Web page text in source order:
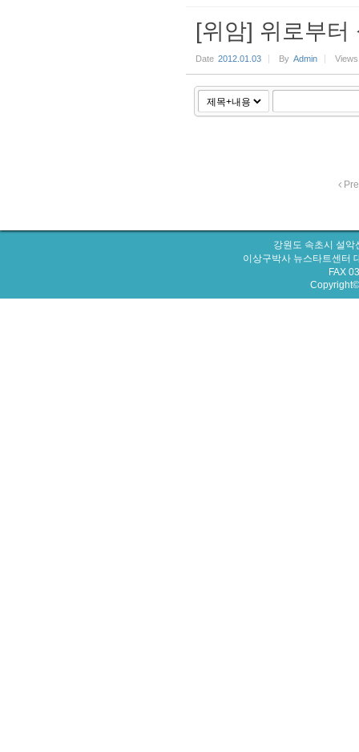
[위암] 위로부터
Date 2012.01.03 By Admin Views
강원도 속초시 설
이상구박사 뉴스타트센터
FAX